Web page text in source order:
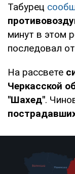
Табурец
минут в этом
последовал
На рассвете
Черкасской
"Шахед".